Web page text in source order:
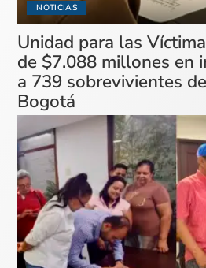
NOTICIAS
Unidad para las
de $7.088 millones en
a 739 sobrevivientes
Bogotá